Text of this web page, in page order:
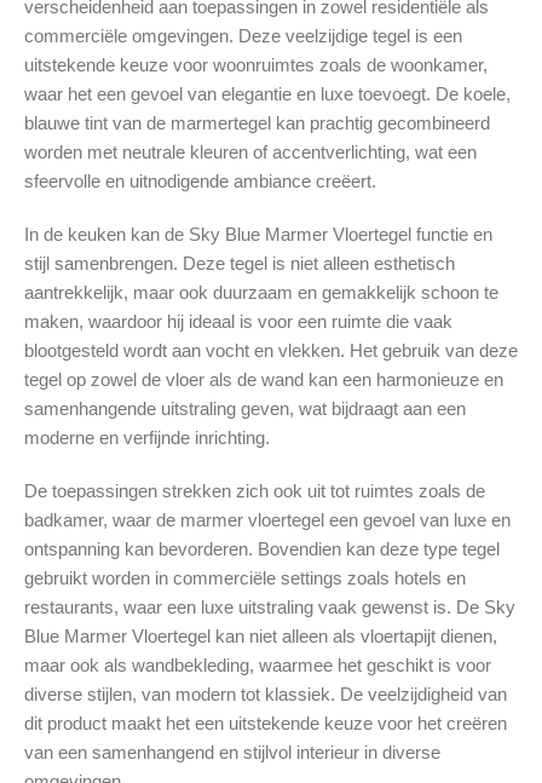
verscheidenheid aan toepassingen in zowel residentiële als
commerciële omgevingen. Deze veelzijdige tegel is een
uitstekende keuze voor woonruimtes zoals de woonkamer,
waar het een gevoel van elegantie en luxe toevoegt. De koele,
blauwe tint van de marmertegel kan prachtig gecombineerd
worden met neutrale kleuren of accentverlichting, wat een
sfeervolle en uitnodigende ambiance creëert.
In de keuken kan de Sky Blue Marmer Vloertegel functie en
stijl samenbrengen. Deze tegel is niet alleen esthetisch
aantrekkelijk, maar ook duurzaam en gemakkelijk schoon te
maken, waardoor hij ideaal is voor een ruimte die vaak
blootgesteld wordt aan vocht en vlekken. Het gebruik van deze
tegel op zowel de vloer als de wand kan een harmonieuze en
samenhangende uitstraling geven, wat bijdraagt aan een
moderne en verfijnde inrichting.
De toepassingen strekken zich ook uit tot ruimtes zoals de
badkamer, waar de marmer vloertegel een gevoel van luxe en
ontspanning kan bevorderen. Bovendien kan deze type tegel
gebruikt worden in commerciële settings zoals hotels en
restaurants, waar een luxe uitstraling vaak gewenst is. De Sky
Blue Marmer Vloertegel kan niet alleen als vloertapijt dienen,
maar ook als wandbekleding, waarmee het geschikt is voor
diverse stijlen, van modern tot klassiek. De veelzijdigheid van
dit product maakt het een uitstekende keuze voor het creëren
van een samenhangend en stijlvol interieur in diverse